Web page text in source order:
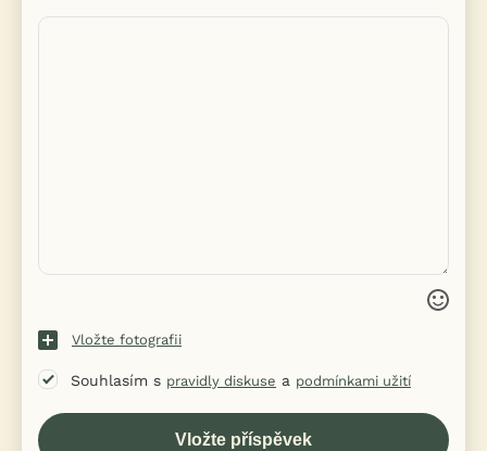
Vložte fotografii
Souhlasím s pravidly diskuse a podmínkami užití